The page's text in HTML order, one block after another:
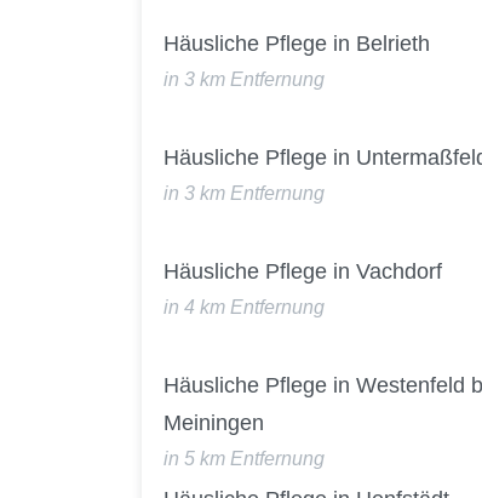
Häusliche Pflege in Belrieth
in 3 km Entfernung
Häusliche Pflege in
in 3 km Entfernung
Häusliche Pflege in Vachdorf
in 4 km Entfernung
Häusliche Pflege in Westenfeld
Meiningen
in 5 km Entfernung